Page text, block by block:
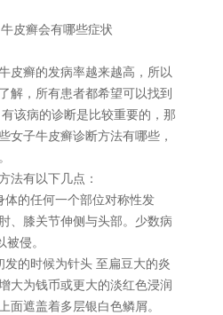
癣的发病率越来越高，所以
解，所有患者都希望可以找到
该病的诊断是比较重要的，那
女子牛皮癣诊断方法有哪些，
有以下几点：
的任何一个部位对称性发
、膝关节伸侧与头部。少数病
侵。
的时候为针头 至扁豆大的炎
大为钱币或更大的淡红色浸润
面遮盖着多层银白色鳞屑。